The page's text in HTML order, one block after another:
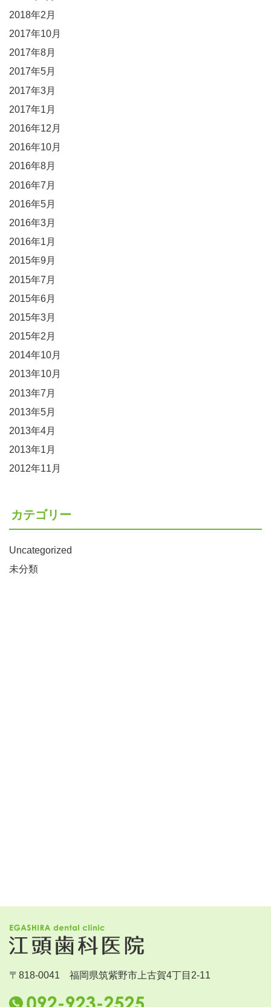
2018年2月
2017年10月
2017年8月
2017年5月
2017年3月
2017年1月
2016年12月
2016年10月
2016年8月
2016年7月
2016年5月
2016年3月
2016年1月
2015年9月
2015年7月
2015年6月
2015年3月
2015年2月
2014年10月
2013年10月
2013年7月
2013年5月
2013年4月
2013年1月
2012年11月
カテゴリー
Uncategorized
未分類
〒818-0041 福岡県筑紫野市上古賀4丁目2-11